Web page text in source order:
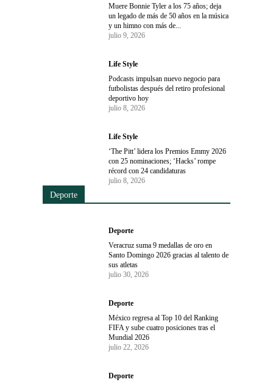
Muere Bonnie Tyler a los 75 años; deja
un legado de más de 50 años en la música
y un himno con más de...
julio 9, 2026
Life Style
Podcasts impulsan nuevo negocio para
futbolistas después del retiro profesional
deportivo hoy
julio 8, 2026
Life Style
‘The Pitt’ lidera los Premios Emmy 2026
con 25 nominaciones; ‘Hacks’ rompe
récord con 24 candidaturas
julio 8, 2026
Deporte
Deporte
Veracruz suma 9 medallas de oro en
Santo Domingo 2026 gracias al talento de
sus atletas
julio 30, 2026
Deporte
México regresa al Top 10 del Ranking
FIFA y sube cuatro posiciones tras el
Mundial 2026
julio 22, 2026
Deporte